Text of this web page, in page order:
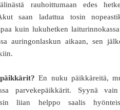
rauhoittumaan edes
saan ladattua tosin
kuin lukuhetken
auringonlaskun aikaan, sen
En nuku päikkäreitä,
parvekepäikkärit. Syynä
liian helppo saalis